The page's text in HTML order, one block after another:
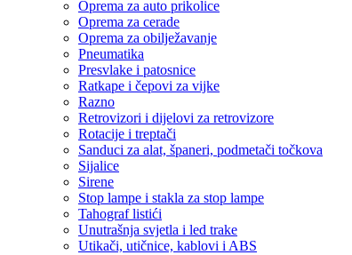
Oprema za auto prikolice
Oprema za cerade
Oprema za obilježavanje
Pneumatika
Presvlake i patosnice
Ratkape i čepovi za vijke
Razno
Retrovizori i dijelovi za retrovizore
Rotacije i treptači
Sanduci za alat, španeri, podmetači točkova
Sijalice
Sirene
Stop lampe i stakla za stop lampe
Tahograf listići
Unutrašnja svjetla i led trake
Utikači, utičnice, kablovi i ABS